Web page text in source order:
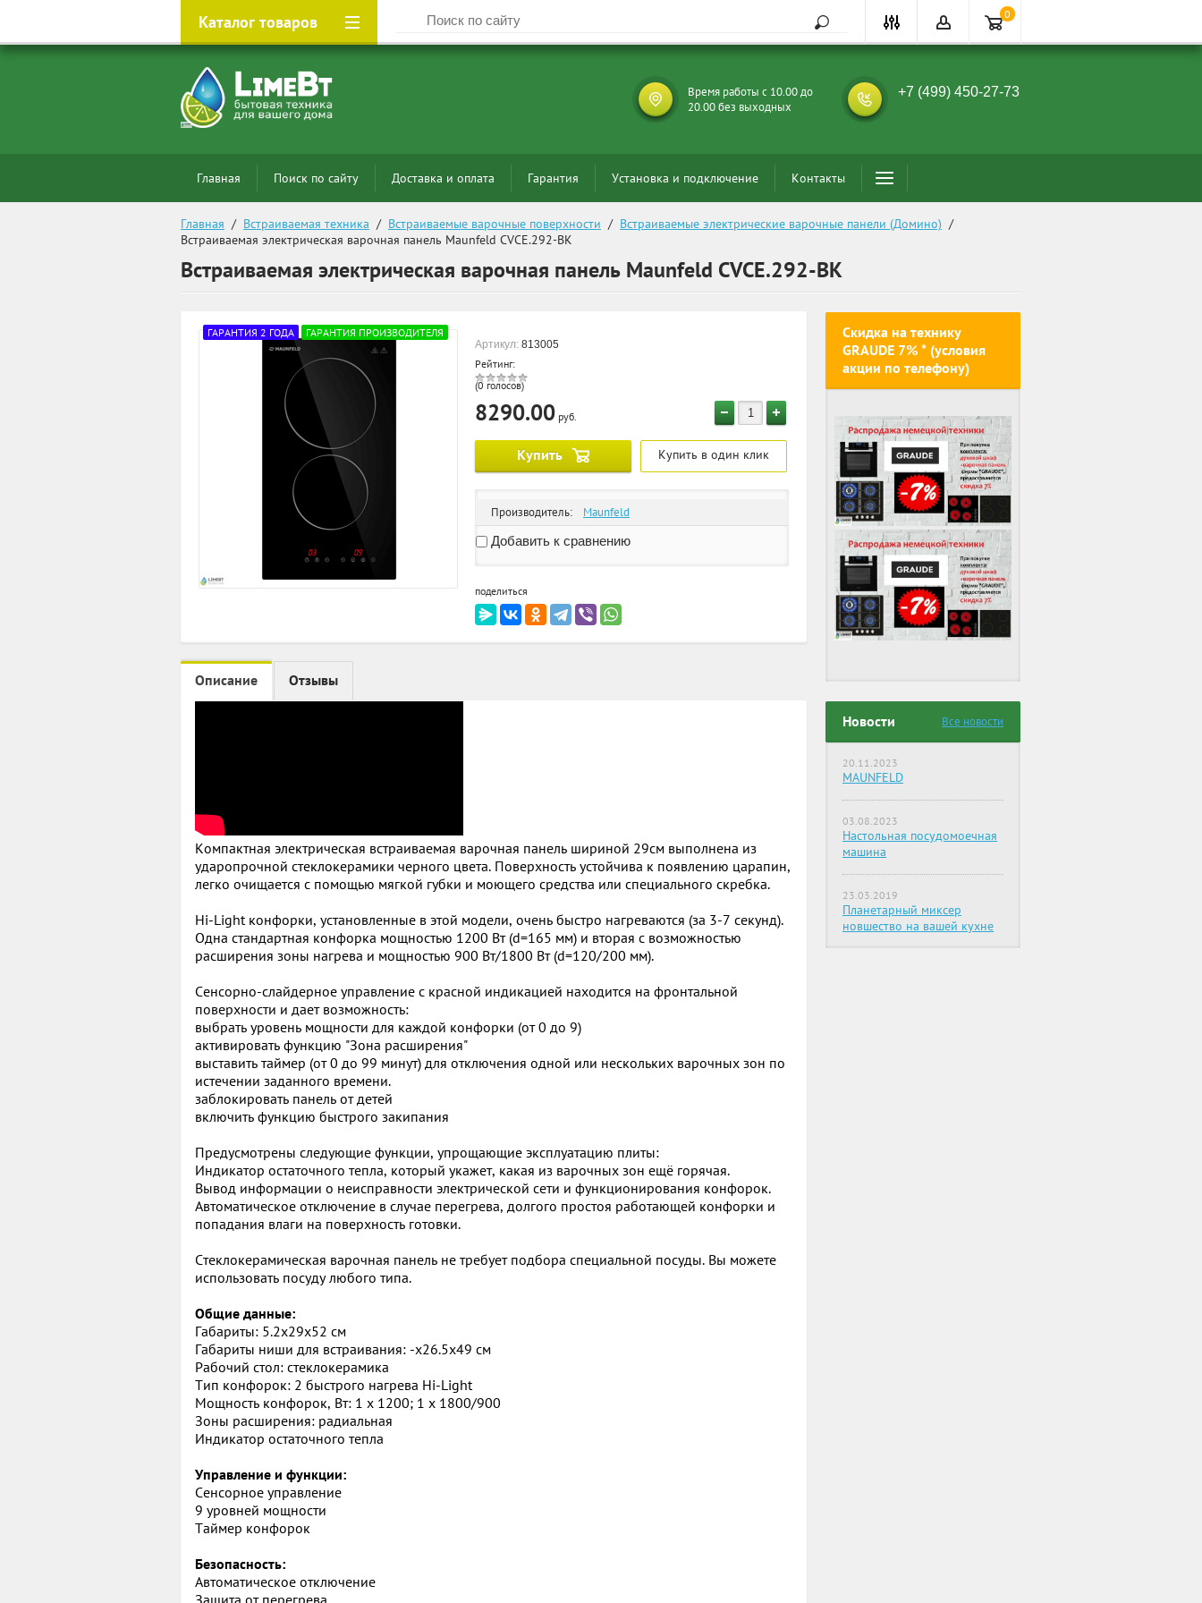
Каталог товаров 0
Время работы с 10.00 до
20.00 без выходных
+7 (499) 450-27-73
Главная Поиск по сайту Доставка и оплата Гарантия Установка и подключение Контакты
Главная
  /
Встраиваемая техника
  /
Встраиваемые варочные поверхности
  /
Встраиваемые электрические варочные панели (Домино)
  /
Встраиваемая электрическая варочная панель Maunfeld CVCE.292-BK
Встраиваемая электрическая варочная панель Maunfeld CVCE.292-BK
Скидка на технику
GRAUDE 7% * (условия
акции по телефону)
Новости Все новости
20.11.2023
MAUNFELD
03.08.2023
Настольная посудомоечная
машина
23.03.2019
Планетарный миксер
новшество на вашей кухне
ГАРАНТИЯ 2 ГОДА ГАРАНТИЯ ПРОИЗВОДИТЕЛЯ
Артикул: 813005
Рейтинг:
(0 голосов)
8290.00 руб.
Купить Купить в один клик
Производитель:
Maunfeld
Добавить к сравнению
поделиться
Описание Отзывы
Компактная электрическая встраиваемая варочная панель шириной 29см выполнена из
ударопрочной стеклокерамики черного цвета. Поверхность устойчива к появлению царапин,
легко очищается с помощью мягкой губки и моющего средства или специального скребка.
Hi-Light конфорки, установленные в этой модели, очень быстро нагреваются (за 3-7 секунд).
Одна стандартная конфорка мощностью 1200 Вт (d=165 мм) и вторая с возможностью
расширения зоны нагрева и мощностью 900 Вт/1800 Вт (d=120/200 мм).
Сенсорно-слайдерное управление с красной индикацией находится на фронтальной
поверхности и дает возможность:
выбрать уровень мощности для каждой конфорки (от 0 до 9)
активировать функцию "Зона расширения"
выставить таймер (от 0 до 99 минут) для отключения одной или нескольких варочных зон по
истечении заданного времени.
заблокировать панель от детей
включить функцию быстрого закипания
Предусмотрены следующие функции, упрощающие эксплуатацию плиты:
Индикатор остаточного тепла, который укажет, какая из варочных зон ещё горячая.
Вывод информации о неисправности электрической сети и функционирования конфорок.
Автоматическое отключение в случае перегрева, долгого простоя работающей конфорки и
попадания влаги на поверхность готовки.
Стеклокерамическая варочная панель не требует подбора специальной посуды. Вы можете
использовать посуду любого типа.
Общие данные:
Габариты: 5.2х29х52 см
Габариты ниши для встраивания: -х26.5х49 см
Рабочий стол: cтеклокерамика
Тип конфорок: 2 быстрого нагрева Hi-Light
Мощность конфорок, Вт: 1 x 1200; 1 x 1800/900
Зоны расширения: радиальная
Индикатор остаточного тепла
Управление и функции:
Сенсорное управление
9 уровней мощности
Таймер конфорок
Безопасность:
Автоматическое отключение
Защита от перегрева